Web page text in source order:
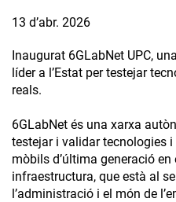
13 d’abr. 2026
Inaugurat 6GLabNet UPC,
líder a l’Estat per testejar
reals.
6GLabNet és una xarxa
testejar i validar tecnologies
mòbils d’última generació en
infraestructura, que està al
l’administració i el món de